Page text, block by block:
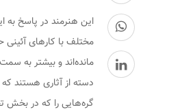
این هنرمند در پاسخ به
مختلف با کارهای آئینی
مانده‌اند و بیشتر به
دسته از آثاری هستند
گره‌هایی را که در